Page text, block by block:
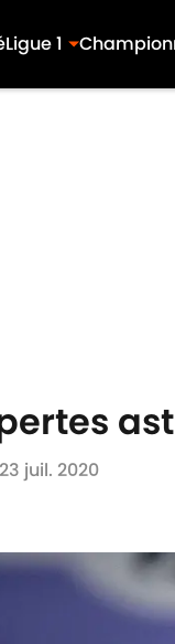
Ligue 1
pertes
23 juil. 2020